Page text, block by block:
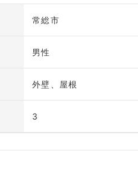
常総市
男性
外壁、屋根
3